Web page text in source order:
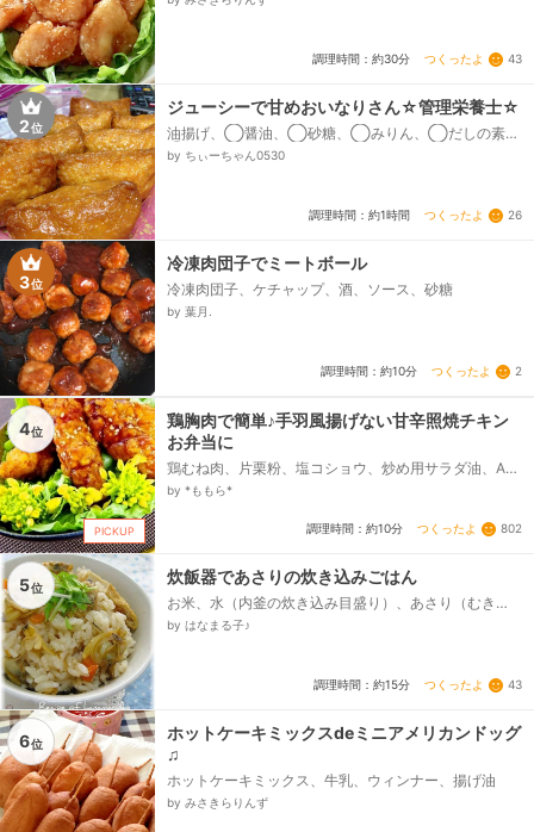
調理時間：約30分 つくったよ 43
2位
ジューシーで甘めおいなりさん☆管理栄養士☆
油揚げ、◯醤油、◯砂糖、◯みりん、◯だしの素、
◯水、ご飯、☆お酢、☆砂糖、☆塩
by ちぃーちゃん0530
調理時間：約1時間 つくったよ 26
3位
冷凍肉団子でミートボール
冷凍肉団子、ケチャップ、酒、ソース、砂糖
by 葉月.
調理時間：約10分 つくったよ 2
4位
PICKUP
鶏胸肉で簡単♪手羽風揚げない甘辛照焼チキン
お弁当に
鶏むね肉、片栗粉、塩コショウ、炒め用サラダ油、A醤
油、Aみりん、Aお酒、A砂糖
by *ももら*
調理時間：約10分 つくったよ 802
5位
炊飯器であさりの炊き込みごはん
お米、水（内釜の炊き込み目盛り）、あさり（むき
身・冷凍）、油揚げ、ニンジン、三つ葉（お好み
by はなまる子♪
調理時間：約15分 つくったよ 43
6位
ホットケーキミックスdeミニアメリカンドッグ
♫
ホットケーキミックス、牛乳、ウィンナー、揚げ油
by みさきらりんず